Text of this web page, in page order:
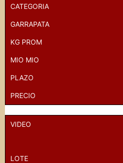
CATEGORIA
GARRAPATA
KG PROM
MIO MIO
PLAZO
PRECIO
VIDEO
LOTE